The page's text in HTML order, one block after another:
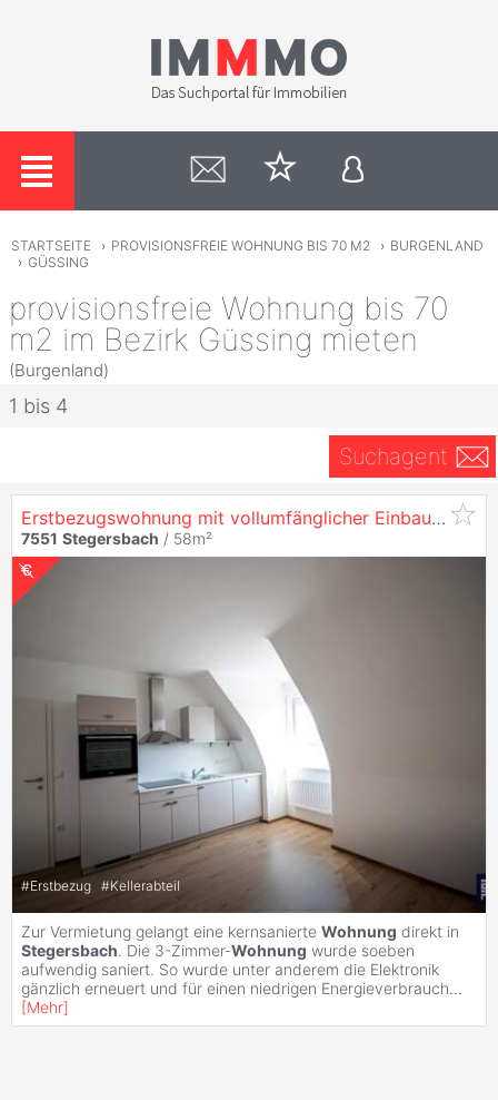
STARTSEITE › PROVISIONSFREIE WOHNUNG BIS 70 M2 › BURGENLAND
› GÜSSING
provisionsfreie Wohnung bis 70
m2 im Bezirk Güssing mieten
(Burgenland)
1 bis 4
Suchagent
Erstbezugswohnung mit vollumfänglicher Einbauküche! (Provisionsfrei)
7551 Stegersbach / 58m²
#Erstbezug #Kellerabteil
Zur Vermietung gelangt eine kernsanierte Wohnung direkt in
Stegersbach. Die 3-Zimmer-Wohnung wurde soeben
aufwendig saniert. So wurde unter anderem die Elektronik
gänzlich erneuert und für einen niedrigen Energieverbrauch...
[Mehr]